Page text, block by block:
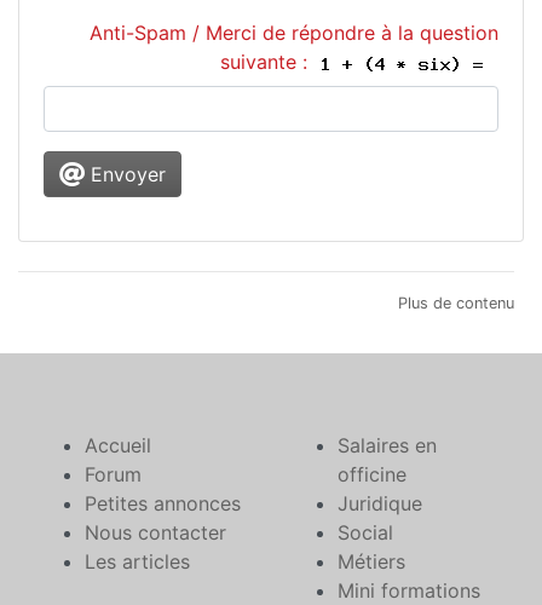
Anti-Spam / Merci de répondre à la question
suivante :
Envoyer
Plus de contenu
Accueil
Forum
Petites annonces
Nous contacter
Les articles
Salaires en
officine
Juridique
Social
Métiers
Mini formations